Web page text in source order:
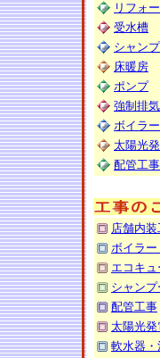
リフォ
受水槽
シャン
床暖房
ポンプ
強制排
ボイラ
太陽光
配管工事
店舗内装
ボイラ
エコキ
シャン
配管工事
太陽光発
軟水器